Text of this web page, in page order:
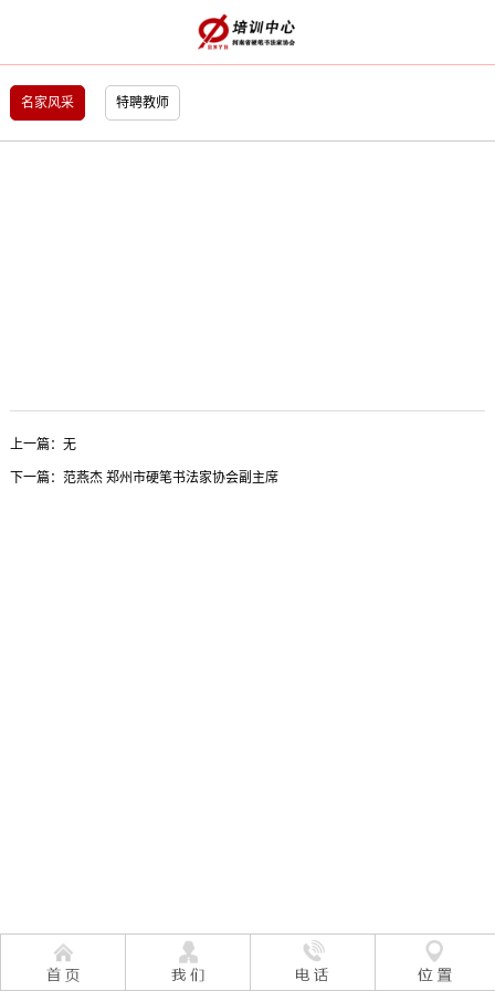
名家风采 特聘教师
上一篇：无
下一篇： 范燕杰 郑州市硬笔书法家协会副主席